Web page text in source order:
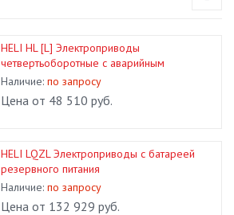
HELI HL [L] Электроприводы
четвертьоборотные с аварийным
возвратом
Наличие:по запросу
Цена от 48 510 руб.
HELI LQZL Электроприводы с батареей
резервного питания
Наличие:по запросу
Цена от 132 929 руб.